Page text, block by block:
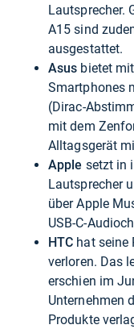
Lautsprecher.
A15 sind
ausgestattet.
Asus bietet
Smartphones
(Dirac-
mit dem
Alltagsgerät
Apple setzt in
Lautsprecher
über Apple
USB-C-
HTC hat seine
verloren. Das
erschien im
Unternehmen
Produkte